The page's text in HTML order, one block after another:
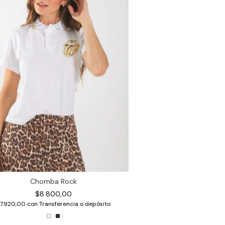
Chomba Rock
$8.800,00
con Transferencia o depósito